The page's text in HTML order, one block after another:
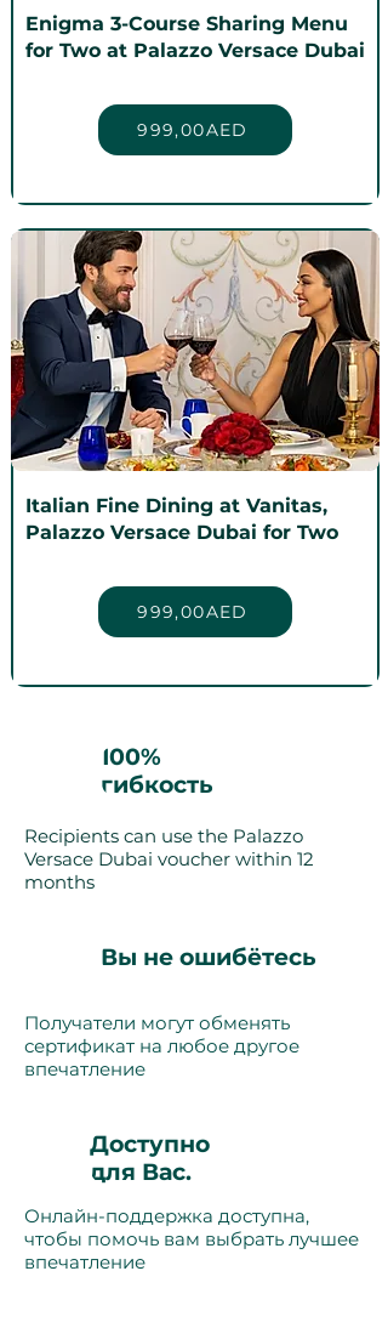
Enigma 3-Course Sharing Menu
for Two at Palazzo Versace Dubai
999,00AED
Italian Fine Dining at Vanitas,
Palazzo Versace Dubai for Two
999,00AED
100%
гибкость
Recipients can use the Palazzo
Versace Dubai voucher within 12
months
Вы не ошибётесь
Получатели могут обменять
сертификат на любое другое
впечатление
Доступно
для Вас.
Онлайн-поддержка доступна,
чтобы помочь вам выбрать лучшее
впечатление